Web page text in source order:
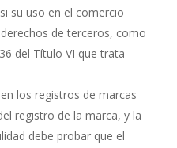
su uso en el comercio
de terceros, como
del Título VI que trata
los registros de marcas
registro de la marca, y la
debe probar que el